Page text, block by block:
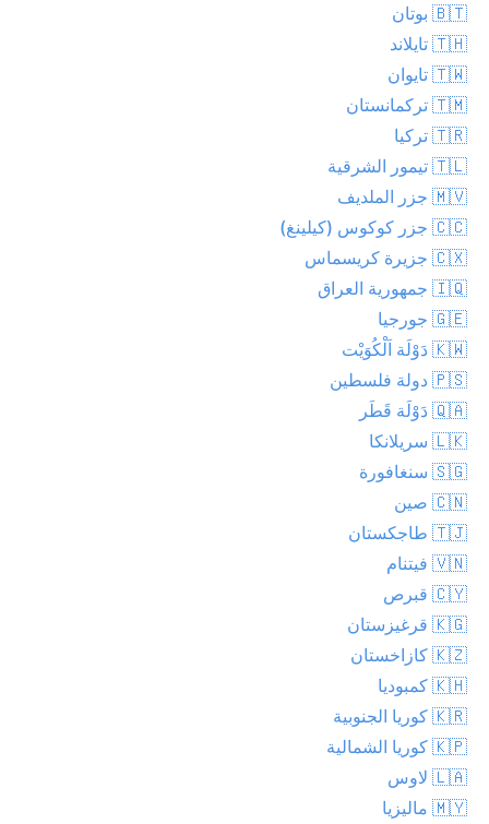
🇧🇹 بوتان
🇹🇭 تايلاند
🇹🇼 تايوان
🇹🇲 تركمانستان
🇹🇷 تركيا
🇹🇱 تيمور الشرقية
🇲🇻 جزر الملديف
🇨🇨 جزر كوكوس (كيلينغ)
🇨🇽 جزيرة كريسماس
🇮🇶 جمهورية العراق
🇬🇪 جورجيا
🇰🇼 دَوْلَة اَلْكُوَيْت
🇵🇸 دولة فلسطين
🇶🇦 دَوْلَة قَطَر
🇱🇰 سريلانكا
🇸🇬 سنغافورة
🇨🇳 صين
🇹🇯 طاجكستان
🇻🇳 فيتنام
🇨🇾 قبرص
🇰🇬 قرغيزستان
🇰🇿 كازاخستان
🇰🇭 كمبوديا
🇰🇷 كوريا الجنوبية
🇰🇵 كوريا الشمالية
🇱🇦 لاوس
🇲🇾 ماليزيا